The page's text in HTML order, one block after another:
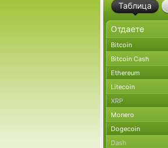
Таблица
Bitcoin
Bitcoin Cash
Ethereum
Litecoin
XRP
Monero
Dogecoin
Dash